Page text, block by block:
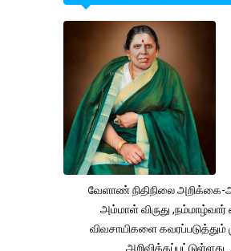
வேளாண் நிதிநிலை
அம்மாள் விருது ,நம்மாழ்வார்
விவசாயிகளை கவரப்படுத்தும்
அறிவிக்கப்பட்டுள்ளது...